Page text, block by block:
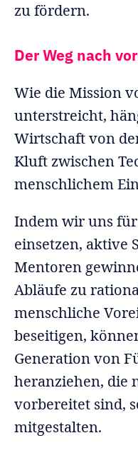
zu fördern.
Der Weg nach
Wie die Mission
unterstreicht,
Wirtschaft von
Kluft zwischen
menschlichem
Indem wir uns
einsetzen, aktive
Mentoren
Abläufe zu
menschliche
beseitigen,
Generation von
heranziehen, die
vorbereitet sind,
mitgestalten.